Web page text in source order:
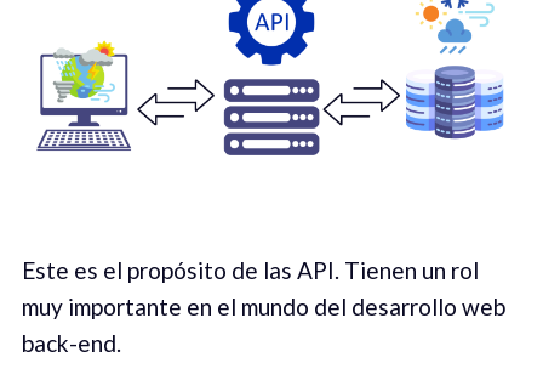
Este es el propósito de las API. Tienen un rol
muy importante en el mundo del desarrollo web
back-end.